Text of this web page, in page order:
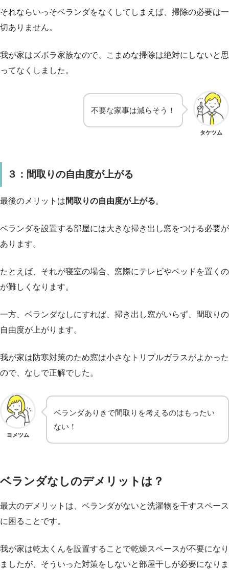
それならいっそベランダをなくしてしまえば、掃除の必要は一
切ありません。
我が家はズボラ家族なので、こまめな掃除は絶対にしないと思
ってなくしました。
タケツム
不要な家事は減らそう！
３：間取りの自由度が上がる
最後のメリットは間取りの自由度が上がる。
ベランダを設置する部屋には大きな掃き出し窓をつける必要が
あります。
たとえば、それが寝室の場合、窓際にテレビやベッドを置くの
が難しくなります。
一方、ベランダなしにすれば、掃き出し窓がいらず、間取りの
自由度が上がります。
我が家は防寒対策のため窓は小さなトリプルガラスがよかった
ので、なしで正解でした。
ヨメツム
ベランダありきで間取りを考えるのはもったい
ない！
ベランダなしのデメリットは？
最大のデメリットは、ベランダがないと洗濯物を干すスペース
に困ることです。
我が家は乾太くんを設置することで乾燥スペースが不要になり
ましたが、そういった対策をしないと部屋干しが必要になりま